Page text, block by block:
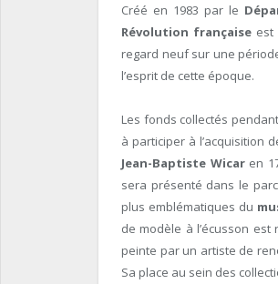
Créé en 1983 par le
Révolution française est
regard neuf sur une
l’esprit de cette époque.
Les fonds collectés
à participer à l’acquisition
Jean-Baptiste Wicaren
sera présenté dans le
plus emblématiques du
de modèle à l’écusson
peinte par un artiste de
Sa place au sein des